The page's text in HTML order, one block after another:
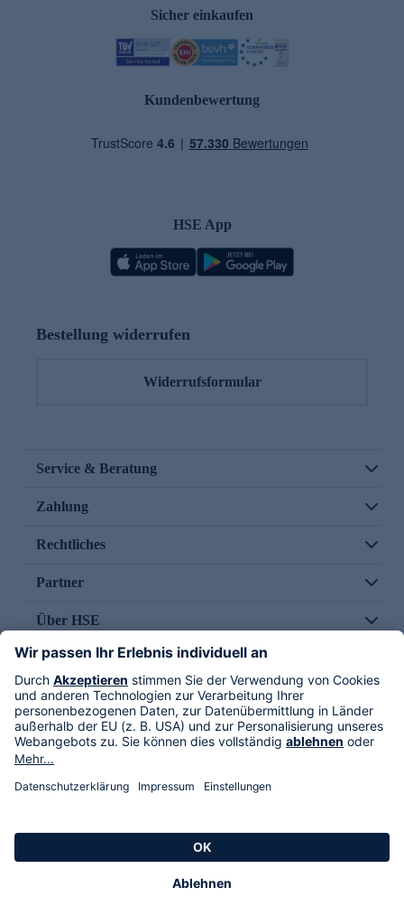
Sicher einkaufen
Kundenbewertung
HSE App
Bestellung widerrufen
Widerrufsformular
Service & Beratung
Zahlung
Rechtliches
Partner
Über HSE
Im TV
HSE International